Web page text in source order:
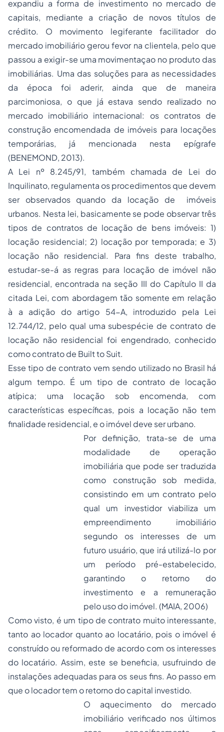
expandiu a forma de investimento no mercado de
capitais, mediante a criação de novos títulos de
crédito. O movimento legiferante facilitador do
mercado imobiliário gerou fevor na clientela, pelo que
passou a exigir-se uma movimentaçao no produto das
imobiliárias. Uma das soluções para as necessidades
da época foi aderir, ainda que de maneira
parcimoniosa, o que já estava sendo realizado no
mercado imobiliário internacional: os contratos de
construção encomendada de imóveis para locações
temporárias, já mencionada nesta epígrafe
(BENEMOND, 2013).
A Lei nº 8.245/91, também chamada de Lei do
Inquilinato, regulamenta os procedimentos que devem
ser observados quando da locação de imóveis
urbanos. Nesta lei, basicamente se pode observar três
tipos de contratos de locação de bens imóveis: 1)
locação residencial; 2) locação por temporada; e 3)
locação não residencial. Para fins deste trabalho,
estudar-se-á as regras para locação de imóvel não
residencial, encontrada na seção III do Capítulo II da
citada Lei, com abordagem tão somente em relação
à a adição do artigo 54-A, introduzido pela Lei
12.744/12, pelo qual uma subespécie de contrato de
locação não residencial foi engendrado, conhecido
como contrato de Built to Suit.
Esse tipo de contrato vem sendo utilizado no Brasil há
algum tempo. É um tipo de contrato de locação
atípica; uma locação sob encomenda, com
características específicas, pois a locação não tem
finalidade residencial, e o imóvel deve ser urbano.
Por definição, trata-se de uma
modalidade de operação
imobiliária que pode ser traduzida
como construção sob medida,
consistindo em um contrato pelo
qual um investidor viabiliza um
empreendimento imobiliário
segundo os interesses de um
futuro usuário, que irá utilizá-lo por
um período pré-estabelecido,
garantindo o retorno do
investimento e a remuneração
pelo uso do imóvel. (MAIA, 2006)
Como visto, é um tipo de contrato muito interessante,
tanto ao locador quanto ao locatário, pois o imóvel é
construído ou reformado de acordo com os interesses
do locatário. Assim, este se beneficia, usufruindo de
instalações adequadas para os seus fins. Ao passo em
que o locador tem o retorno do capital investido.
O aquecimento do mercado
imobiliário verificado nos últimos